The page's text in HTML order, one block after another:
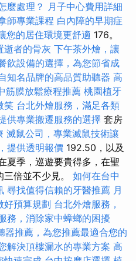
麼處理？ 月子中心費用詳細
師專業課程 白內障的早期症
您的居住環境更舒適 176。
逝者的骨灰 下午茶外燴，讓
飲設備的選擇，為您節省成
知名品牌的高品質助聽器 高
筋膜放鬆療程推薦 桃園植牙
笑 台北外燴服務，滿足各類
供專業搬遷服務的選擇 套房
滅鼠公司，專業滅鼠技術讓
提供透明報價 192.50，以及
夏季，巡遊要貴得多，在聖
倍並不少見。 如何在台中
尋找值得信賴的牙醫推薦 月
好預算規劃 台北外燴服務，
務，消除家中蟑螂的困擾
器推薦，為您推薦最適合您的
解決頂樓漏水的專業方案 高